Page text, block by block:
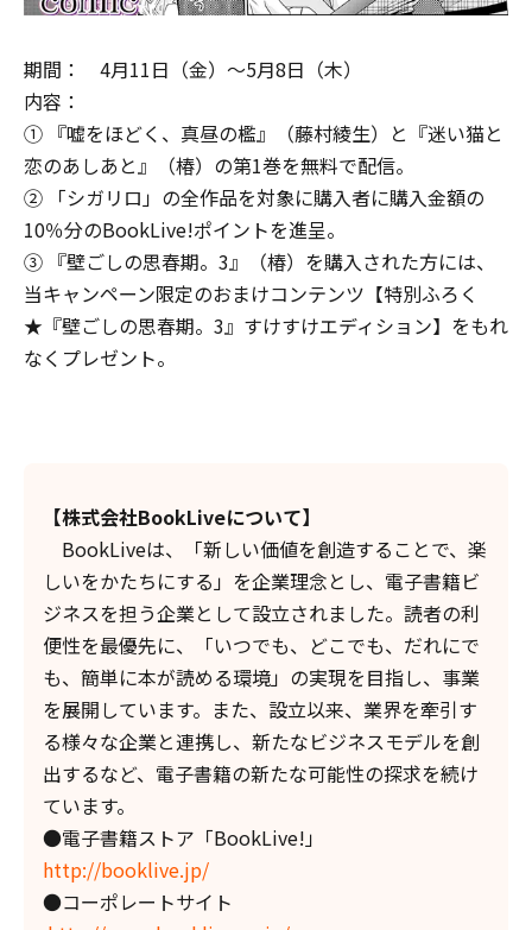
期間： 4月11日（金）～5月8日（木）
内容：
① 『嘘をほどく、真昼の檻』（藤村綾生）と『迷い猫と
恋のあしあと』（椿）の第1巻を無料で配信。
② 「シガリロ」の全作品を対象に購入者に購入金額の
10％分のBookLive!ポイントを進呈。
③ 『壁ごしの思春期。3』（椿）を購入された方には、
当キャンペーン限定のおまけコンテンツ【特別ふろく
★『壁ごしの思春期。3』すけすけエディション】をもれ
なくプレゼント。
【株式会社BookLiveについて】
BookLiveは、「新しい価値を創造することで、楽
しいをかたちにする」を企業理念とし、電子書籍ビ
ジネスを担う企業として設立されました。読者の利
便性を最優先に、「いつでも、どこでも、だれにで
も、簡単に本が読める環境」の実現を目指し、事業
を展開しています。また、設立以来、業界を牽引す
る様々な企業と連携し、新たなビジネスモデルを創
出するなど、電子書籍の新たな可能性の探求を続け
ています。
●電子書籍ストア「BookLive!」
http://booklive.jp/
●コーポレートサイト